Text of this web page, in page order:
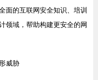
面的互联网安全知识、培训
领域，帮助构建更安全的网
威胁